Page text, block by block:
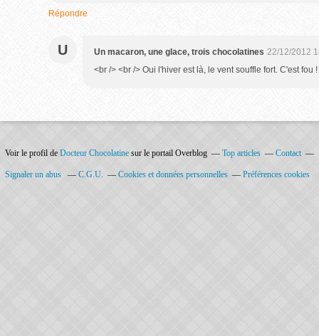
Répondre
U Un macaron, une glace, trois chocolatines 22/12/2012
<br /> <br /> Oui l'hiver est là, le vent souffle fort. C'est fou
Voir le profil de Docteur Chocolatine sur le portail Overblog Top articles Contact
Signaler un abus C.G.U. Cookies et données personnelles Préférences cookies